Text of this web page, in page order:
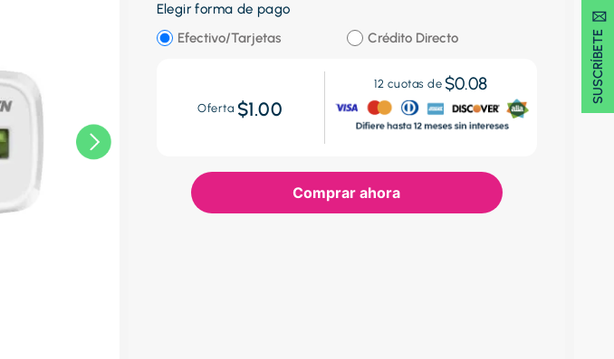
SUSCRÍBETE 🖂
Elegir forma de pago
Efectivo/Tarjetas
Crédito Directo
Oferta $1.00
12 cuotas de $0.08
Comprar ahora